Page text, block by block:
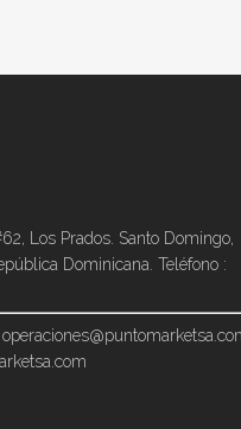
Los Prados. Santo Domingo,
Dominicana. Teléfono :